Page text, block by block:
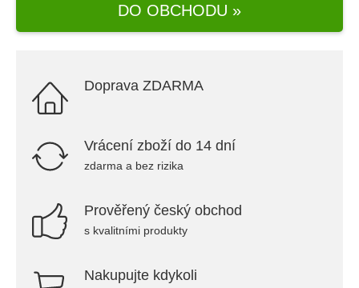
DO OBCHODU »
Doprava ZDARMA
Vrácení zboží do 14 dní
zdarma a bez rizika
Prověřený český obchod
s kvalitními produkty
Nakupujte kdykoli